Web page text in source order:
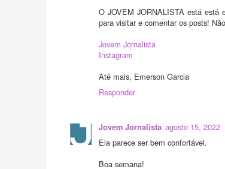
O JOVEM JORNALISTA está está
para visitar e comentar os posts!
Jovem Jornalista
Instagram
Até mais, Emerson Garcia
Responder
Jovem Jornalista agosto 15, 2022
Ela parece ser bem confortável.
Boa semana!